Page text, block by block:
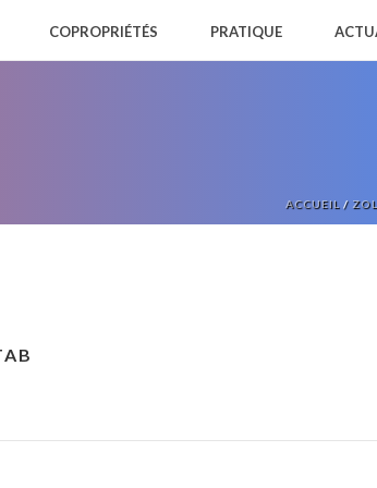
COPROPRIÉTÉS PRATIQUE
ACCUEIL /